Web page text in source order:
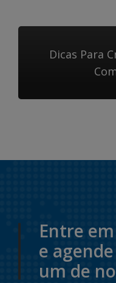
Dicas Para
Entre
e
um de